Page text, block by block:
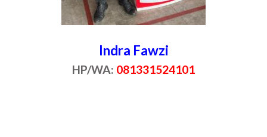
Indra Fawzi
HP/WA: 081331524101